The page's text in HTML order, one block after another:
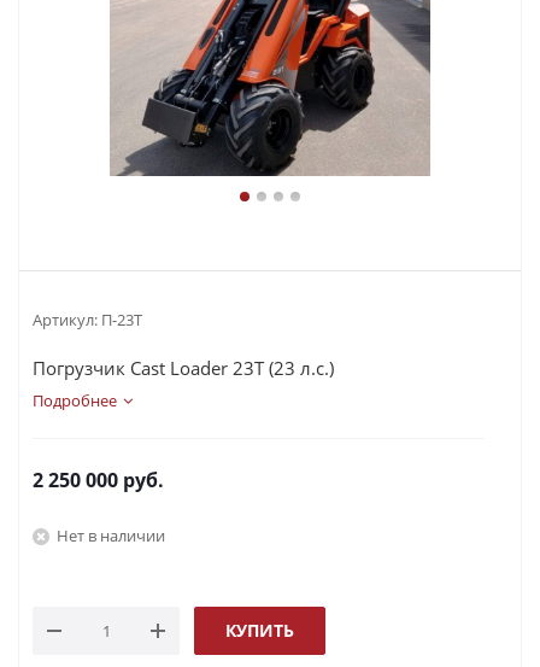
Артикул: П-23Т
Погрузчик Cast Loader 23T (23 л.с.)
Подробнее
2 250 000 руб.
Нет в наличии
КУПИТЬ